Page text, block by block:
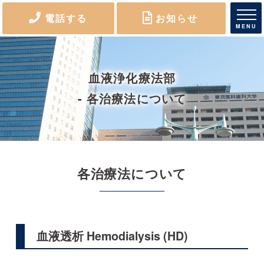
電話する お知らせ
MENU
血液浄化療法部
- 各治療法について
各治療法について
血液透析 Hemodialysis (HD)